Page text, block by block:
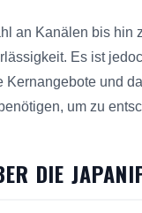
an Kanälen bis
Es ist
Kernangebote und
um zu
DIE